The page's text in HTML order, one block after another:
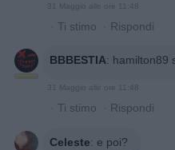
31 Maggio alle ore 11:48
· Ti stimo · Rispondi
BBBESTIA: hamilton89
· Ti stimo · Rispondi
Celeste: e poi?